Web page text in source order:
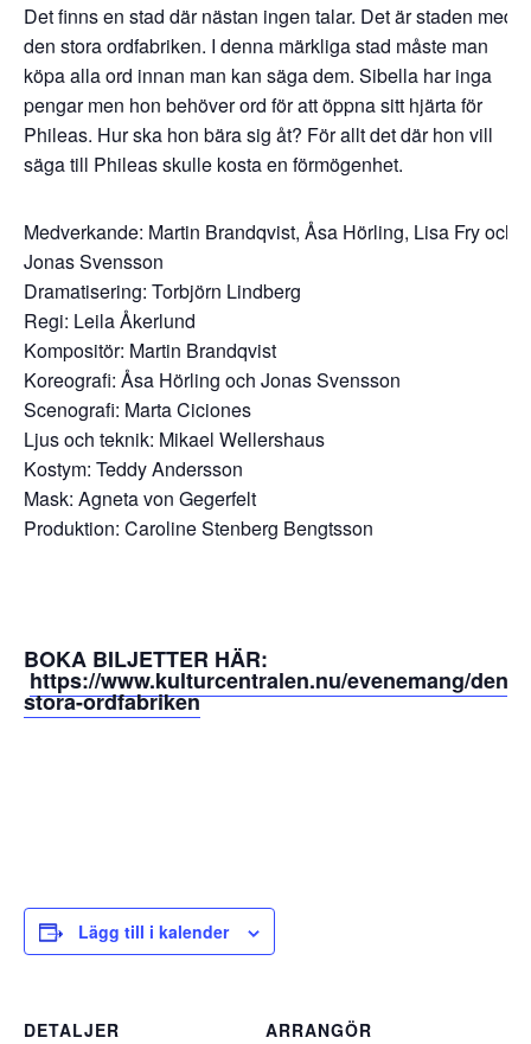
Det finns en stad där nästan ingen talar. Det är staden med
den stora ordfabriken. I denna märkliga stad måste man
köpa alla ord innan man kan säga dem. Sibella har inga
pengar men hon behöver ord för att öppna sitt hjärta för
Phileas. Hur ska hon bära sig åt? För allt det där hon vill
säga till Phileas skulle kosta en förmögenhet.
Medverkande: Martin Brandqvist, Åsa Hörling, Lisa Fry och
Jonas Svensson
Dramatisering: Torbjörn Lindberg
Regi: Leila Åkerlund
Kompositör: Martin Brandqvist
Koreografi: Åsa Hörling och Jonas Svensson
Scenografi: Marta Ciciones
Ljus och teknik: Mikael Wellershaus
Kostym: Teddy Andersson
Mask: Agneta von Gegerfelt
Produktion: Caroline Stenberg Bengtsson
BOKA BILJETTER HÄR:
https://www.kulturcentralen.nu/evenemang/den-
stora-ordfabriken
Lägg till i kalender
DETALJER
ARRANGÖR